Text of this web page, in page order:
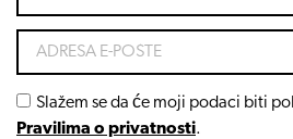
Slažem se da će moji podaci biti
Pravilima o privatnosti.